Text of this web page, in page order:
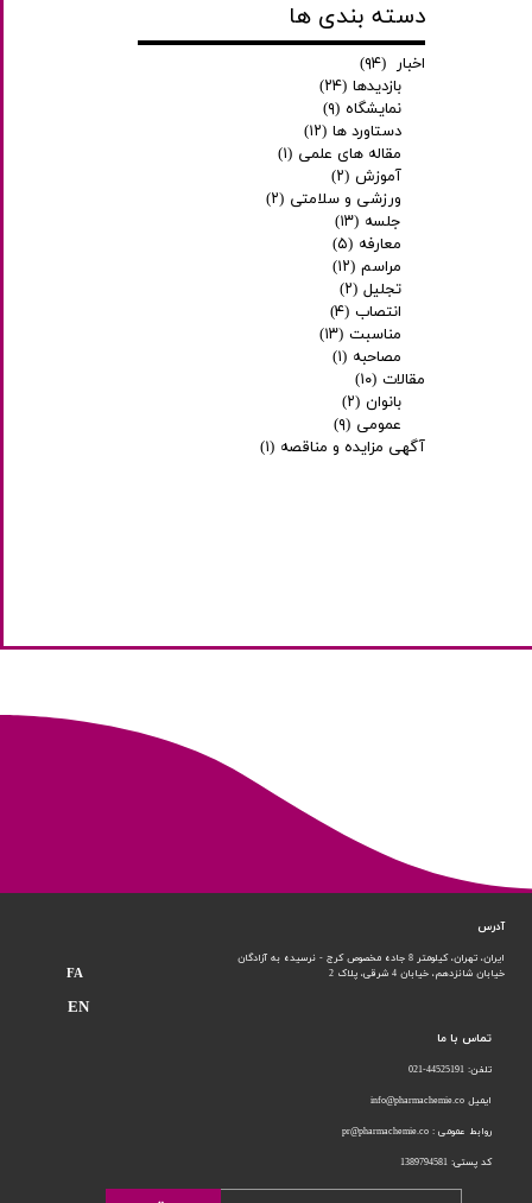
دسته بندی ها
اخبار (۹۴)
بازدیدها (۲۴)
نمایشگاه (۹)
دستاورد ها (۱۲)
مقاله های علمی (۱)
آموزش (۲)
ورزشی و سلامتی (۲)
جلسه (۱۳)
معارفه (۵)
مراسم (۱۲)
تجلیل (۲)
انتصاب (۴)
مناسبت (۱۳)
مصاحبه (۱)
مقالات (۱۰)
بانوان (۲)
عمومی (۹)
آگهی مزایده و مناقصه (۱)
تماس با ما
تلفن: 44525191-021
ایمیل info@pharmachemie.co
روابط عمومی : pr@pharmachemie.co
کد پستی: 1389794581
آدرس
ایران، تهران، کیلومتر 8 جاده مخصوص کرج - نرسیده به آزادگان
خیابان شانزدهم، خیابان 4 شرقی، پلاک 2 FA